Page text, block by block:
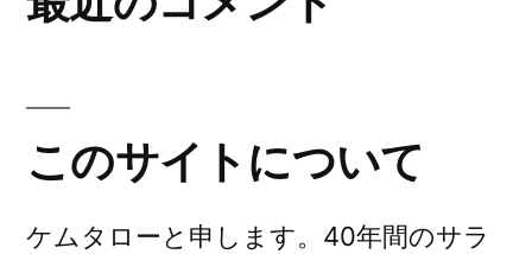
このサイトについて
ケムタローと申します。40年間のサラ